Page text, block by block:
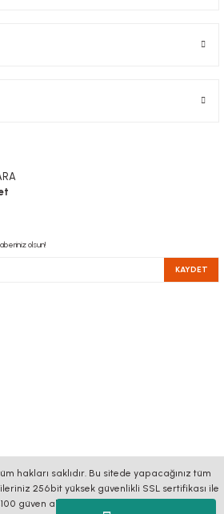
olsun!
KAYDET
hakları saklıdır. Bu sitede yapacağınız tüm
256bit yüksek güvenlikli SSL sertifikası ile
güven altındadır.